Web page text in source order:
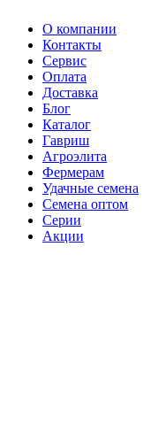
О компании
Контакты
Сервис
Оплата
Доставка
Блог
Каталог
Гавриш
Агроэлита
Фермерам
Удачные семена
Семена оптом
Серии
Акции